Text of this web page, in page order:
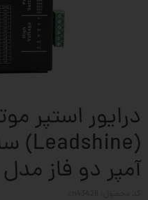
درایور استپر
آمپر دو فاز مدل DM422